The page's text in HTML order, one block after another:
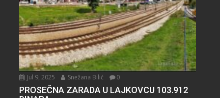
Jul 9, 2025 Snežana Bilić 0
PROSEČNA ZARADA U LAJKOVCU 103.912